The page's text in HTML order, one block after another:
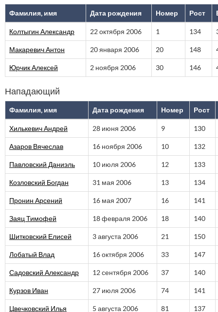
Фамилия, имя Дата рождения Номер Рост
Колтыгин Александр 22 октября 2006 1 134
Макаревич Антон 20 января 2006 20 148
Юрчик Алексей 2 ноября 2006 30 146
Нападающий
Фамилия, имя Дата рождения Номер Рост
Хилькевич Андрей 28 июня 2006 9 130
Азаров Вячеслав 16 ноября 2006 10 132
Павловский Даниэль 10 июля 2006 12 133
Козловский Богдан 31 мая 2006 13 134
Пронин Арсений 16 мая 2007 16 141
Заяц Тимофей 18 февраля 2006 18 140
Шитковский Елисей 3 августа 2006 21 150
Лобатый Влад 16 октября 2006 33 147
Садовский Александр 12 сентября 2006 37 140
Курзов Иван 27 июля 2006 74 141
Цвечковский Илья 5 августа 2006 81 137